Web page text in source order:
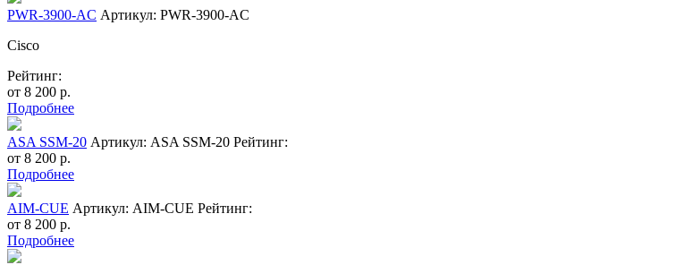
PWR-3900-AC Артикул: PWR-3900-AC
Cisco
Рейтинг:
от 8 200 р.
Подробнее
ASA SSM-20 Артикул: ASA SSM-20 Рейтинг:
от 8 200 р.
Подробнее
AIM-CUE Артикул: AIM-CUE Рейтинг:
от 8 200 р.
Подробнее